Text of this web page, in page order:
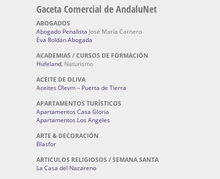
Gaceta Comercial de AndaluNet
ABOGADOS
Abogado Penalista José María Carnero
Eva Roldán Abogada
ACADEMIAS / CURSOS DE FORMACIÓN
Hufeland, Naturismo
ACEITE DE OLIVA
Aceites Olevm – Puerta de Tierra
APARTAMENTOS TURÍSTICOS
Apartamentos Casa Gloria
Apartamentos Los Angeles
ARTE & DECORACIÓN
Blasfor
ARTICULOS RELIGIOSOS / SEMANA SANTA
La Casa del Nazareno